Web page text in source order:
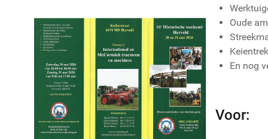
Oude
En nog
Voor: